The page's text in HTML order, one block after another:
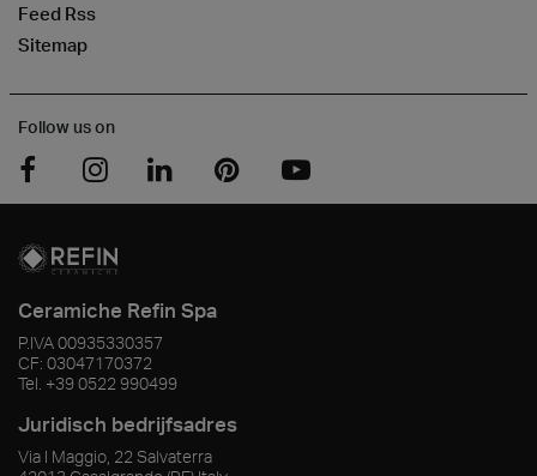
Feed Rss
Sitemap
Follow us on
Ceramiche Refin Spa
P.IVA00935330357
CF: 03047170372
Tel. +39 0522 990499
Juridisch bedrijfsadres
Via I Maggio, 22 Salvaterra